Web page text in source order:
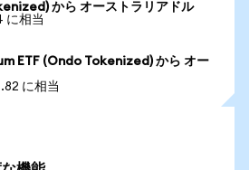
から オーストラリアドル
に相当
ETF (Ondo Tokenized) から オー
に相当